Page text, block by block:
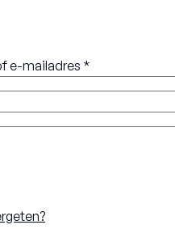
½-duims
11/4 UNC
e-mailadres *